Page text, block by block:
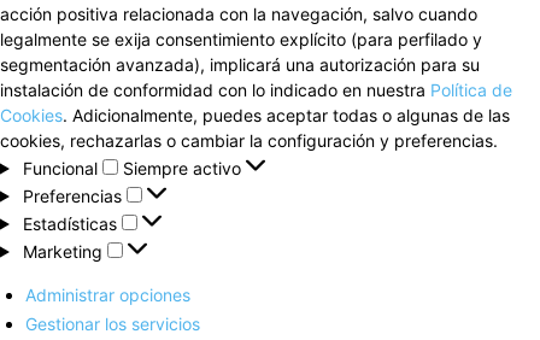
acción positiva relacionada con la navegación, salvo cuando
legalmente se exija consentimiento explícito (para perfilado y
segmentación avanzada), implicará una autorización para su
instalación de conformidad con lo indicado en nuestra Política de
Cookies. Adicionalmente, puedes aceptar todas o algunas de las
cookies, rechazarlas o cambiar la configuración y preferencias.
Funcional
Funcional
Siempre activo
Preferencias
Preferencias
Estadísticas
Estadísticas
Marketing
Marketing
Administrar opciones
Gestionar los servicios